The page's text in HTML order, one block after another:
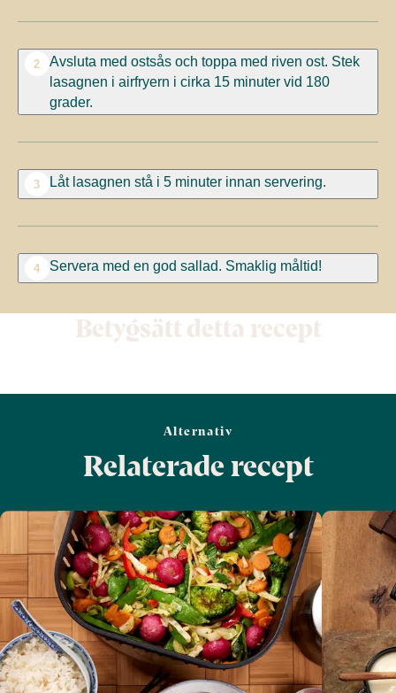
2
Avsluta med ostsås och toppa med riven ost. Stek
lasagnen i airfryern i cirka 15 minuter vid 180
grader.
3 Låt lasagnen stå i 5 minuter innan servering.
4 Servera med en god sallad. Smaklig måltid!
Betygsätt detta recept
Alternativ
Relaterade recept